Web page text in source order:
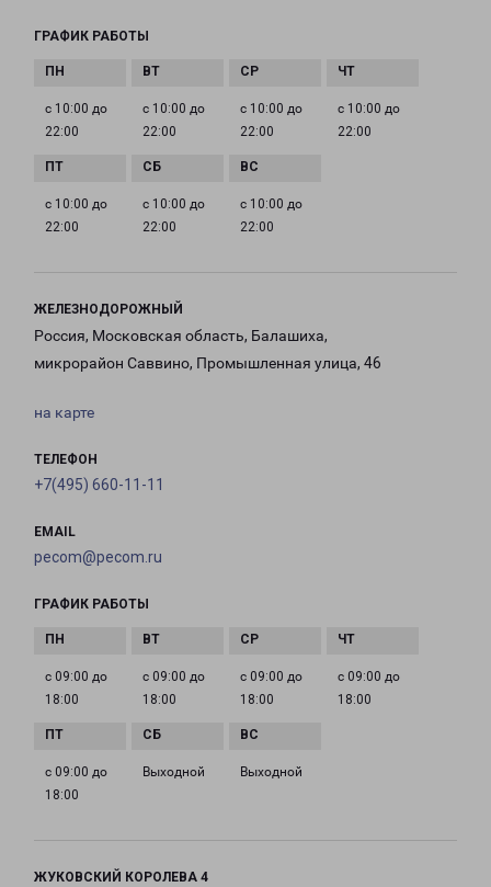
ГРАФИК РАБОТЫ
с 10:00 до
22:00
с 10:00 до
22:00
с 10:00 до
22:00
с 10:00 до
22:00
с 10:00 до
22:00
с 10:00 до
22:00
с 10:00 до
22:00
ЖЕЛЕЗНОДОРОЖНЫЙ
Россия, Московская область, Балашиха,
микрорайон Саввино, Промышленная улица, 46
на карте
ТЕЛЕФОН
+7(495) 660-11-11
EMAIL
pecom@pecom.ru
ГРАФИК РАБОТЫ
с 09:00 до
18:00
с 09:00 до
18:00
с 09:00 до
18:00
с 09:00 до
18:00
с 09:00 до
18:00
Выходной Выходной
ЖУКОВСКИЙ КОРОЛЕВА 4